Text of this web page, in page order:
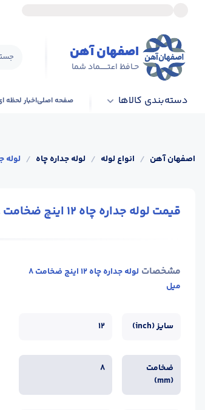
اصفهان آهن
حـافظ اعتــــــماد شما
دسته‌بندی کالاها صفحه اصلیاخبار لحظه
اصفهان آهن / انواع لوله / لوله جداره چاه / لوله جداره
قیمت لوله جداره چاه 12 اینچ ضخامت 8 میل
مشخصات
لوله جداره چاه 12 اینچ ضخامت 8
میل
سایز (inch) 12
ضخامت
(mm)
8